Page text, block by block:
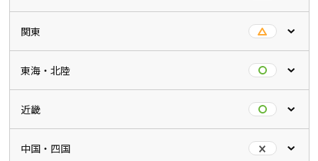
関東
東海・北陸
近畿
中国・四国